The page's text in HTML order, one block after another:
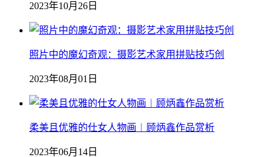
2023年10月26日
照片中的魔幻奇观：摄影艺术家用拼贴技巧创
2023年08月01日
柔美且优雅的仕女人物画︱顾炳鑫作品赏析
2023年06月14日